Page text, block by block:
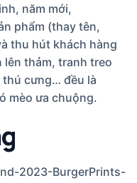
năm mới,
phẩm (thay tên,
thu hút khách hàng
lên thảm, tranh treo
cưng… đều là
mèo ưa chuộng.